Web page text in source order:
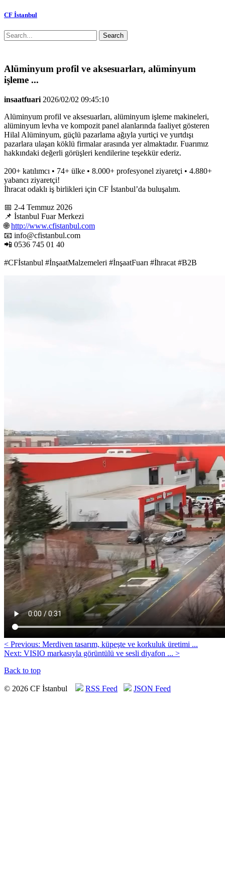
CF İstanbul
Search
Alüminyum profil ve aksesuarları, alüminyum
işleme ...
insaatfuari 2026/02/02 09:45:10
Alüminyum profil ve aksesuarları, alüminyum işleme makineleri,
alüminyum levha ve kompozit panel alanlarında faaliyet gösteren
Hilal Alüminyum, güçlü pazarlama ağıyla yurtiçi ve yurtdışı
pazarlara ulaşan köklü firmalar arasında yer almaktadır. Fuarımız
hakkındaki değerli görüşleri kendilerine teşekkür ederiz.
200+ katılımcı • 74+ ülke • 8.000+ profesyonel ziyaretçi • 4.880+
yabancı ziyaretçi!
İhracat odaklı iş birlikleri için CF İstanbul’da buluşalım.
📅 2-4 Temmuz 2026
📌 İstanbul Fuar Merkezi
🌐http://www.cfistanbul.com
📧 info@cfistanbul.com
📲 0536 745 01 40
#CFİstanbul #İnşaatMalzemeleri #İnşaatFuarı #İhracat #B2B
< Previous: Merdiven tasarım, küpeşte ve korkuluk üretimi ...
Next: VISIO markasıyla görüntülü ve sesli diyafon ... >
Back to top
© 2026 CF İstanbul RSS Feed JSON Feed